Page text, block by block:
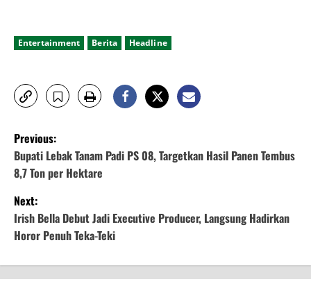
Entertainment Berita Headline
P
o
s
t
n
a
Previous:
Bupati Lebak Tanam Padi PS 08, Targetkan Hasil Panen Tembus
8,7 Ton per Hektare
Next:
Irish Bella Debut Jadi Executive Producer, Langsung Hadirkan
Horor Penuh Teka-Teki